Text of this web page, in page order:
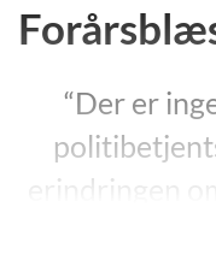
“Der er
erindringen